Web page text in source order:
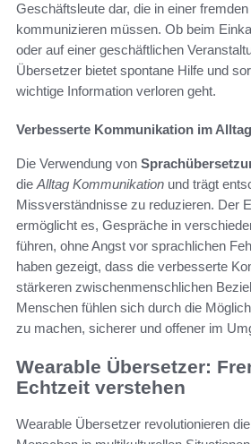
Geschäftsleute dar, die in einer
kommunizieren müssen. Ob beim
oder auf einer geschäftlichen
Übersetzer bietet spontane Hilfe und
wichtige Information verloren geht.
Verbesserte Kommunikation im Alltag
Die Verwendung von
die Alltag Kommunikation und trägt
Missverständnisse zu reduzieren. Der
ermöglicht es, Gespräche in
führen, ohne Angst vor sprachlichen
haben gezeigt, dass die verbesserte
stärkeren zwischenmenschlichen
Menschen fühlen sich durch die
zu machen, sicherer und offener im
Wearable Übersetzer:
Echtzeit verstehen
Wearable Übersetzer revolutionieren